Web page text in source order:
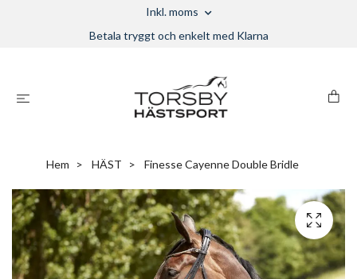
Inkl. moms
Betala tryggt och enkelt med Klarna
Hem HÄST Finesse Cayenne Double Bridle